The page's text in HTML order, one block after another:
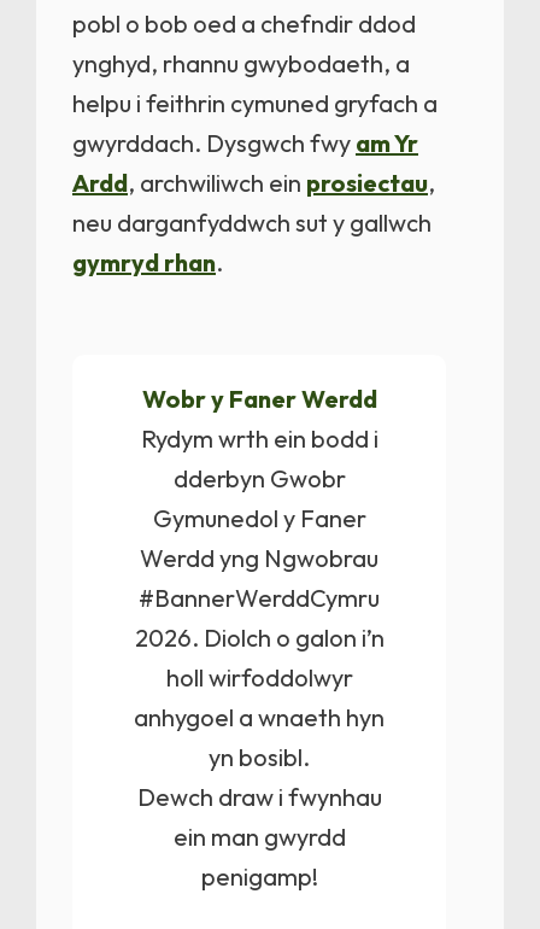
pobl o bob oed a chefndir ddod
ynghyd, rhannu gwybodaeth, a
helpu i feithrin cymuned gryfach a
gwyrddach. Dysgwch fwy am Yr
Ardd, archwiliwch ein prosiectau,
neu darganfyddwch sut y gallwch
gymryd rhan.
Wobr y Faner Werdd
Rydym wrth ein bodd i
dderbyn Gwobr
Gymunedol y Faner
Werdd yng Ngwobrau
#BannerWerddCymru
2026. Diolch o galon i’n
holl wirfoddolwyr
anhygoel a wnaeth hyn
yn bosibl.
Dewch draw i fwynhau
ein man gwyrdd
penigamp!